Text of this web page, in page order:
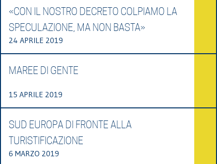
«CON IL NOSTRO DECRETO COLPIAMO LA
SPECULAZIONE, MA NON BASTA»
24 APRILE 2019
MAREE DI GENTE
15 APRILE 2019
SUD EUROPA DI FRONTE ALLA
TURISTIFICAZIONE
6 MARZO 2019